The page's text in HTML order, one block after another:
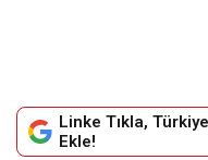
Linke Tıkla,
Ekle!